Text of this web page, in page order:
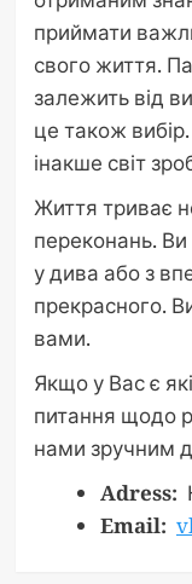
приймати
свого життя.
залежить від
це також
інакше світ
Життя триває
переконань.
у дива або з
прекрасного.
вами.
Якщо у Вас є
питання щодо
нами зручним
Adress:
Email: